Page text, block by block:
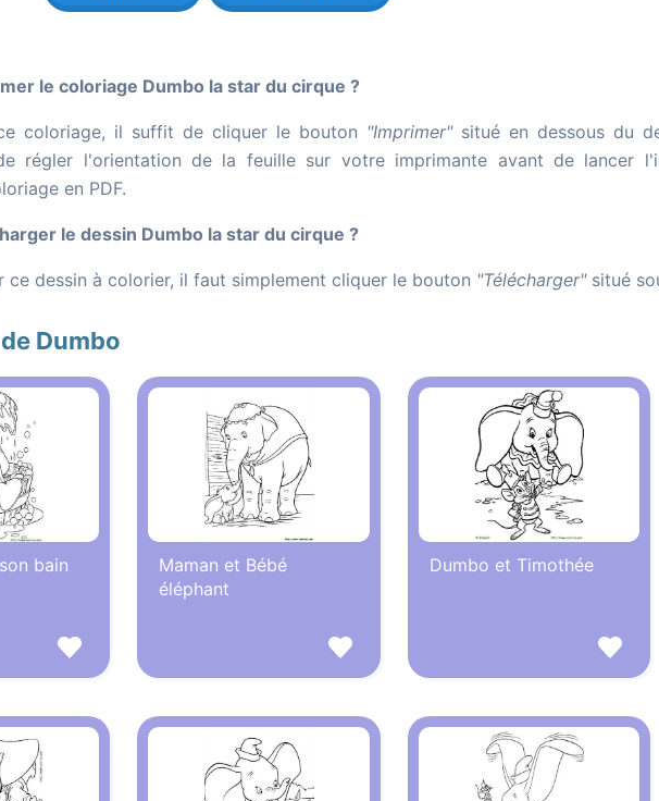
le coloriage Dumbo la star du cirque ?
coloriage, il suffit de cliquer le bouton "Imprimer"situé en dessous du
régler l'orientation de la feuille sur votre imprimante avant de lancer
en PDF.
le dessin Dumbo la star du cirque ?
ce dessin à colorier, il faut simplement cliquer le bouton "Télécharger"situé
Dumbo
bain
Maman et Bébé
éléphant
Dumbo et Timothée